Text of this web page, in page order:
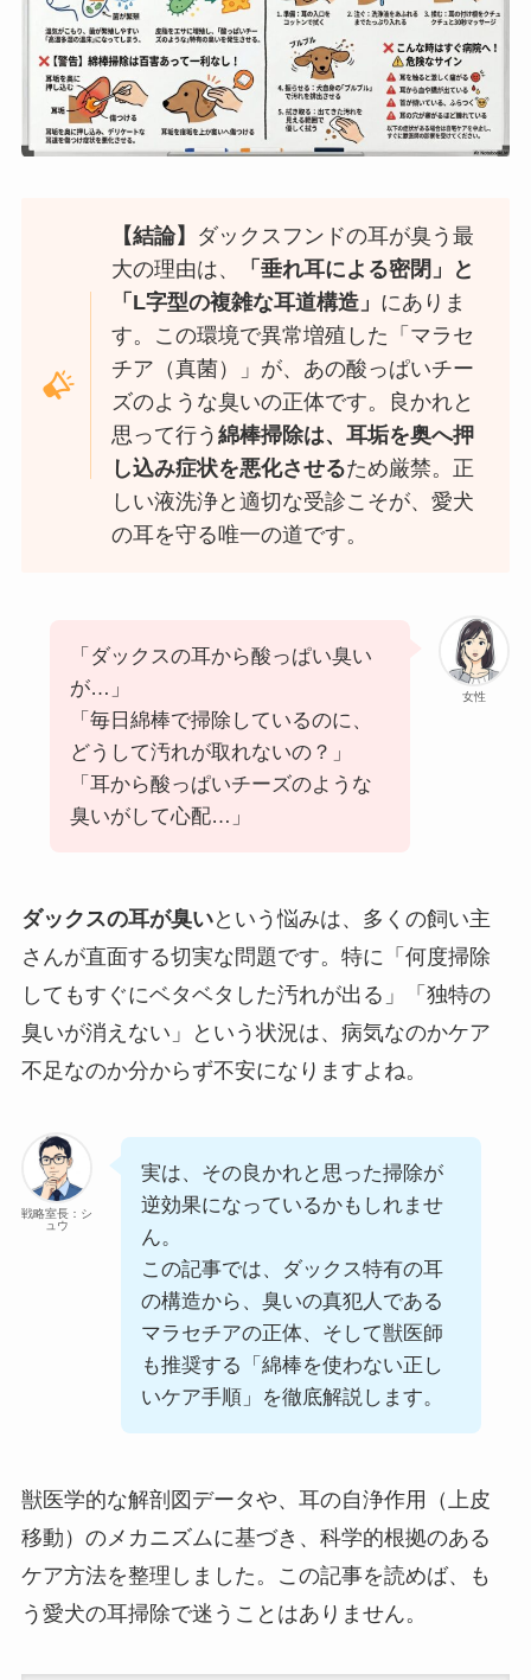
【結論】 ダックスフンドの耳が臭う最
大の理由は、
「垂れ耳による密閉」と
「L字型の複雑な耳道構造」 にありま
す。この環境で異常増殖した「マラセ
チア（真菌）」が、あの酸っぱいチー
ズのような臭いの正体です。良かれと
思って行う綿棒掃除は、耳垢を奥へ押
し込み症状を悪化させるため厳禁。正
しい液洗浄と適切な受診こそが、愛犬
の耳を守る唯一の道です。
女性
「ダックスの耳から酸っぱい臭い
が…」
「毎日綿棒で掃除しているのに、
どうして汚れが取れないの？」
「耳から酸っぱいチーズのような
臭いがして心配…」
ダックスの耳が臭いという悩みは、多くの飼い主
さんが直面する切実な問題です。特に「何度掃除
してもすぐにベタベタした汚れが出る」「独特の
臭いが消えない」という状況は、病気なのかケア
不足なのか分からず不安になりますよね。
戦略室長：シ
ュウ
実は、その良かれと思った掃除が
逆効果になっているかもしれませ
ん。
この記事では、ダックス特有の耳
の構造から、臭いの真犯人である
マラセチアの正体、そして獣医師
も推奨する「綿棒を使わない正し
いケア手順」を徹底解説します。
獣医学的な解剖図データや、耳の自浄作用（上皮
移動）のメカニズムに基づき、科学的根拠のある
ケア方法を整理しました。この記事を読めば、も
う愛犬の耳掃除で迷うことはありません。